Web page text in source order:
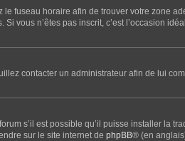
le fuseau horaire afin de trouver votre zone
vous n’êtes pas inscrit, c’est l’occasion
contacter un administrateur afin de lui
s’il est possible qu’il puisse installer la
sur le site internet de phpBB® (en